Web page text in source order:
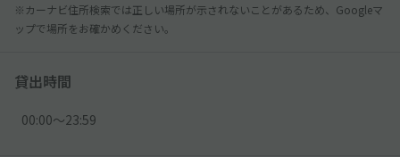
※カーナビ住所検索では正しい場所が示されないことがあるため、Googleマ
ップで場所をお確かめください。
貸出時間
00:00〜23:59